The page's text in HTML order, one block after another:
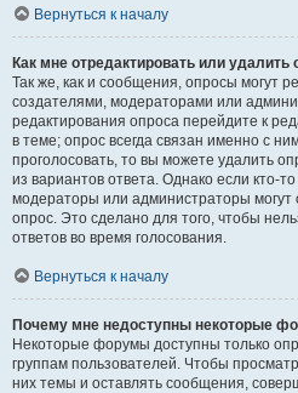
Вернуться к началу
Как мне отредактировать или удалить
Так же, как и сообщения, опросы могут
создателями, модераторами или
редактирования опроса перейдите к
в теме; опрос всегда связан именно с
проголосовать, то вы можете удалить
из вариантов ответа. Однако если кто-
модераторы или администраторы могут
опрос. Это сделано для того, чтобы
ответов во время голосования.
Вернуться к началу
Почему мне недоступны некоторые
Некоторые форумы доступны только
группам пользователей. Чтобы
них темы и оставлять сообщения,